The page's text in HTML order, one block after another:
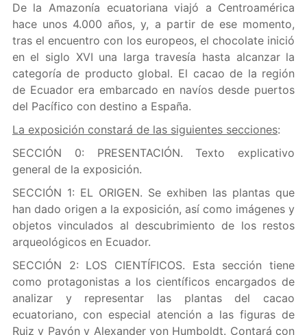
De la Amazonía ecuatoriana viajó a Centroamérica
hace unos 4.000 años, y, a partir de ese momento,
tras el encuentro con los europeos, el chocolate inició
en el siglo XVI una larga travesía hasta alcanzar la
categoría de producto global. El cacao de la región
de Ecuador era embarcado en navíos desde puertos
del Pacífico con destino a España.
La exposición constará de las siguientes secciones:
SECCIÓN 0: PRESENTACIÓN. Texto explicativo
general de la exposición.
SECCIÓN 1: EL ORIGEN. Se exhiben las plantas que
han dado origen a la exposición, así como imágenes y
objetos vinculados al descubrimiento de los restos
arqueológicos en Ecuador.
SECCIÓN 2: LOS CIENTÍFICOS. Esta sección tiene
como protagonistas a los científicos encargados de
analizar y representar las plantas del cacao
ecuatoriano, con especial atención a las figuras de
Ruiz y Pavón y Alexander von Humboldt. Contará con